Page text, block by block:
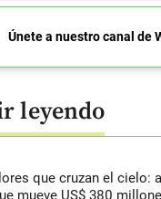
Únete a nuestro canal de
leyendo
que cruzan el cielo:
mueve US$ 380